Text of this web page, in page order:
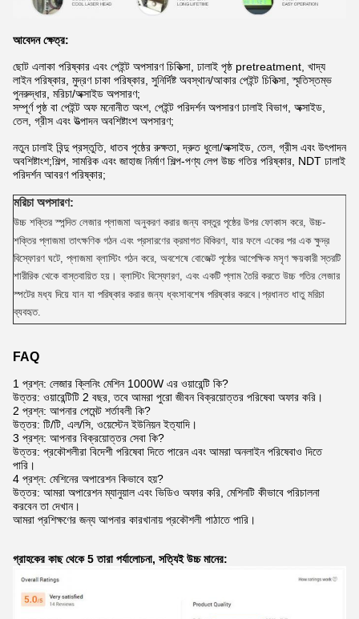
আবেদন ক্ষেত্র:
ছোট এলাকা পরিষ্কার এবং পেইন্ট অপসারণ চিকিত্সা, ঢালাই পৃষ্ঠ pretreatment, খাদ্য
লাইন পরিষ্কার, মুদ্রণ চাকা পরিষ্কার, সুনির্দিষ্ট অবস্থান/আকার পেইন্ট চিকিত্সা, স্মৃতিস্তম্ভ
পুনরুদ্ধার, মরিচা/অক্সাইড অপসারণ;
সম্পূর্ণ পৃষ্ঠ বা পেইন্ট অফ মনোনীত অংশ, পেইন্ট পরিদর্শন অপসারণ ঢালাই বিভাগ, অক্সাইড,
তেল, গ্রীস এবং উত্পাদন অবশিষ্টাংশ অপসারণ;
নতুন ঢালাই বিন্দু প্রস্তুতি, ধাতব পৃষ্ঠের রুক্ষতা, দ্রুত ধুলো/অক্সাইড, তেল, গ্রীস এবং উৎপাদন
অবশিষ্টাংশ;শিল্প, সামরিক এবং জাহাজ নির্মাণ শিল্প-পণ্য লেপ উচ্চ গতির পরিষ্কার, NDT ঢালাই
পরিদর্শন আবরণ পরিষ্কার;
মরিচা অপসারণ:
উচ্চ শক্তির স্পন্দিত লেজার প্লাজমা অনুকরণ করার জন্য বস্তুর পৃষ্ঠের উপর ফোকাস করে, উচ্চ-
শক্তির প্লাজমা তাৎক্ষণিক গঠন এবং প্রসারণের ক্রমাগত বিকিরণ, যার ফলে একের পর এক ক্ষুদ্র
বিস্ফোরণ ঘটে, প্লাজমা ব্লাস্টিং গঠন করে, অবশেষে বোজেক্ট পৃষ্ঠের আপেক্ষিক মসৃণ ক্ষয়কারী স্তরটি
শারীরিক থেকে বাস্তবায়িত হয়। ব্লাস্টিং বিস্ফোরণ, এবং একটি প্লাম তৈরি করতে উচ্চ গতির লেজার
স্পটের মধ্য দিয়ে যান যা পরিষ্কার করার জন্য ধ্বংসাবশেষ পরিষ্কার করবে।প্রধানত ধাতু মরিচা
ব্যবহৃত.
FAQ
1 প্রশ্ন: লেজার ক্লিনিং মেশিন 1000W এর ওয়ারেন্টি কি?
উত্তর: ওয়ারেন্টিটি 2 বছর, তবে আমরা পুরো জীবন বিক্রয়োত্তর পরিষেবা অফার করি।
2 প্রশ্ন: আপনার পেমেন্ট শর্তাবলী কি?
উত্তর: টি/টি, এল/সি, ওয়েস্টেন ইউনিয়ন ইত্যাদি।
3 প্রশ্ন: আপনার বিক্রয়োত্তর সেবা কি?
উত্তর: প্রকৌশলীরা বিদেশী পরিষেবা দিতে পারেন এবং আমরা অনলাইন পরিষেবাও দিতে
পারি।
4 প্রশ্ন: মেশিনের অপারেশন কিভাবে হয়?
উত্তর: আমরা অপারেশন ম্যানুয়াল এবং ভিডিও অফার করি, মেশিনটি কীভাবে পরিচালনা
করবেন তা দেখান।
আমরা প্রশিক্ষণের জন্য আপনার কারখানায় প্রকৌশলী পাঠাতে পারি।
গ্রাহকের কাছ থেকে 5 তারা পর্যালোচনা, সত্যিই উচ্চ মানের: